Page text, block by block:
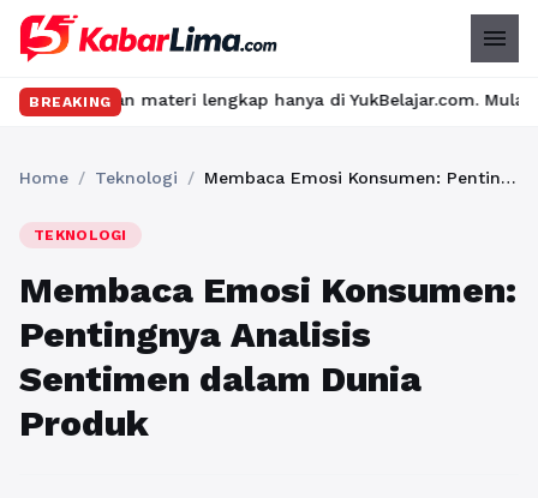
menu
BREAKING
lengkap hanya di YukBelajar.com. Mulai langkah
Home / Teknologi / Membaca Emosi Konsumen: Pentingnya Analisis Sentimen dalam Dunia Produk
TEKNOLOGI
Membaca Emosi Konsumen:
Pentingnya Analisis
Sentimen dalam Dunia
Produk